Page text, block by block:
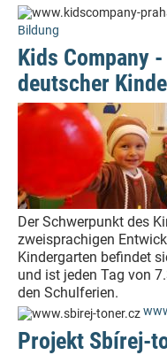
Bildung
Kids Company
deutscher
Der Schwerpunkt des
zweisprachigen
Kindergarten befindet
und ist jeden Tag von
den Schulferien.
Projekt Sbírej-